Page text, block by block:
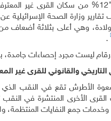
1000 ولادة، وهي أعلى بثلاثة
.
ليست مجرد إحصاءات
التاريخي والقانوني للقرى غير
الأطرش تقع في النقب الذي
الأخرى المنتشرة في النقب
وخدمات جمع النفايات المنتظمة،